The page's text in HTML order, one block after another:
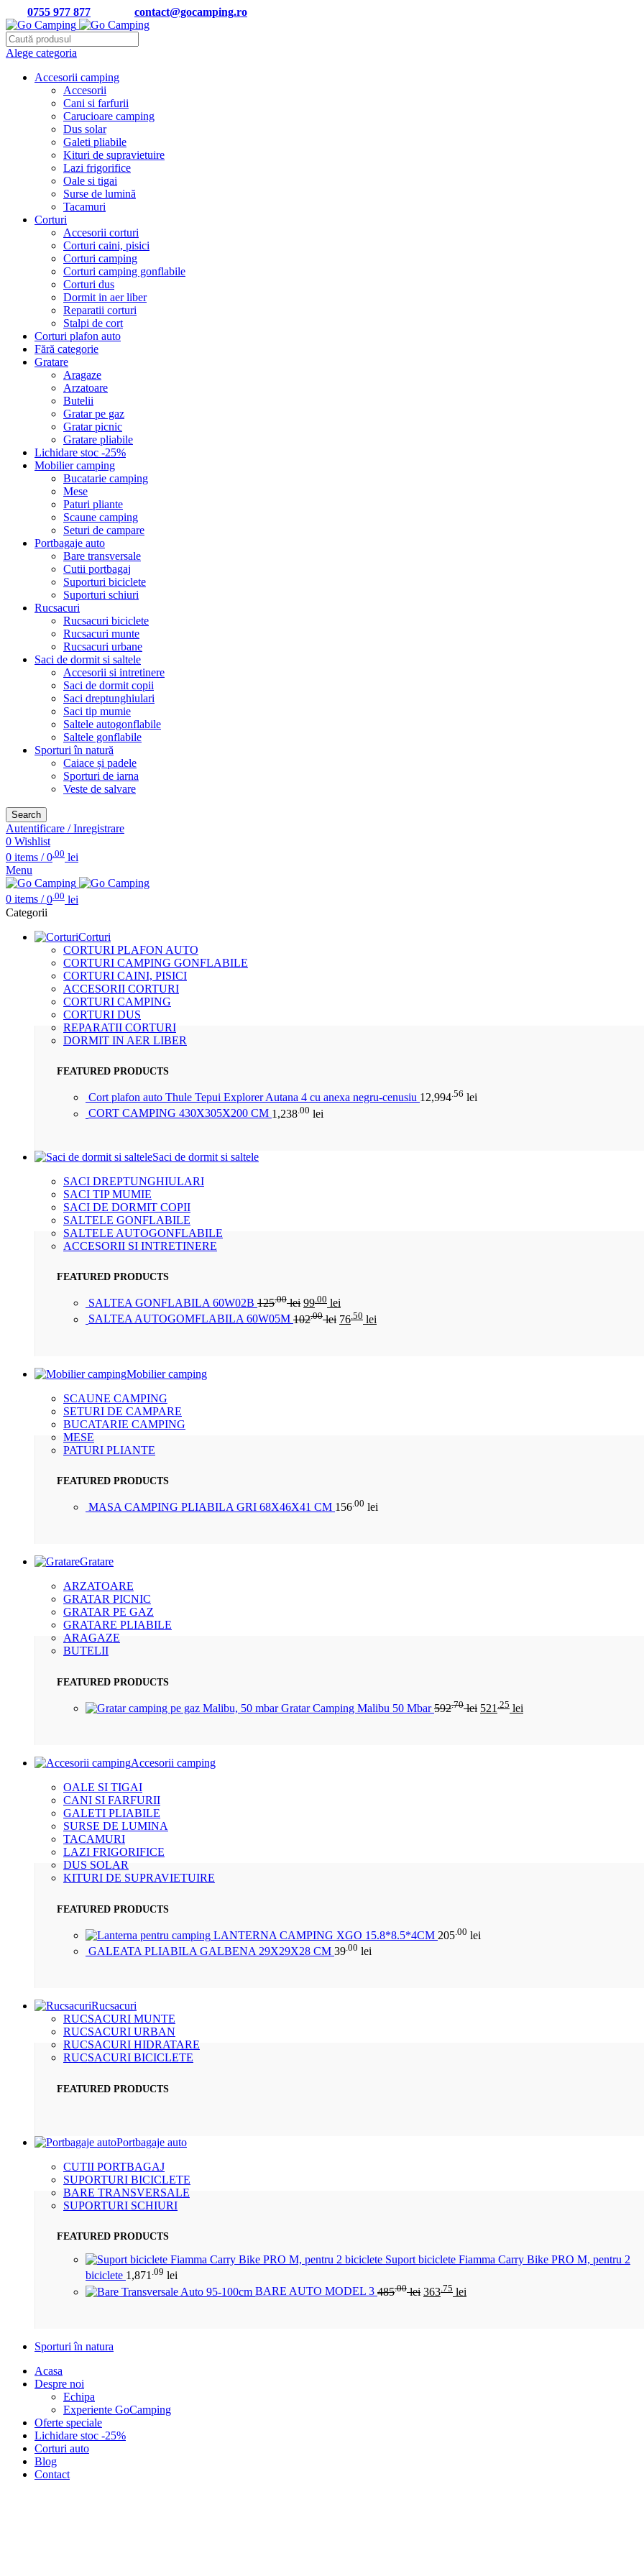
0755 977 877 contact@gocamping.ro
Alege categoria
Accesorii camping
Accesorii
Cani si farfurii
Carucioare camping
Dus solar
Galeti pliabile
Kituri de supravietuire
Lazi frigorifice
Oale si tigai
Surse de lumină
Tacamuri
Corturi
Accesorii corturi
Corturi caini, pisici
Corturi camping
Corturi camping gonflabile
Corturi dus
Dormit in aer liber
Reparatii corturi
Stalpi de cort
Corturi plafon auto
Fără categorie
Gratare
Aragaze
Arzatoare
Butelii
Gratar pe gaz
Gratar picnic
Gratare pliabile
Lichidare stoc -25%
Mobilier camping
Bucatarie camping
Mese
Paturi pliante
Scaune camping
Seturi de campare
Portbagaje auto
Bare transversale
Cutii portbagaj
Suporturi biciclete
Suporturi schiuri
Rucsacuri
Rucsacuri biciclete
Rucsacuri munte
Rucsacuri urbane
Saci de dormit si saltele
Accesorii si intretinere
Saci de dormit copii
Saci dreptunghiulari
Saci tip mumie
Saltele autogonflabile
Saltele gonflabile
Sporturi în natură
Caiace și padele
Sporturi de iarna
Veste de salvare
Search
Autentificare / Inregistrare
0 Wishlist
0 items / 0.00 lei
Menu
0 items / 0 .00 lei
Categorii
Corturi
CORTURI PLAFON AUTO
CORTURI CAMPING GONFLABILE
CORTURI CAINI, PISICI
ACCESORII CORTURI
CORTURI CAMPING
CORTURI DUS
REPARATII CORTURI
DORMIT IN AER LIBER
FEATURED PRODUCTS
Cort plafon auto Thule Tepui Explorer Autana 4 cu anexa negru-cenusiu 12,994.56 lei
CORT CAMPING 430X305X200 CM 1,238 .00 lei
Saci de dormit si saltele
SACI DREPTUNGHIULARI
SACI TIP MUMIE
SACI DE DORMIT COPII
SALTELE GONFLABILE
SALTELE AUTOGONFLABILE
ACCESORII SI INTRETINERE
FEATURED PRODUCTS
SALTEA GONFLABILA 60W02B 125.00 lei 99.00 lei
SALTEA AUTOGOMFLABILA 60W05M 102.00 lei 76 .50 lei
Mobilier camping
SCAUNE CAMPING
SETURI DE CAMPARE
BUCATARIE CAMPING
MESE
PATURI PLIANTE
FEATURED PRODUCTS
MASA CAMPING PLIABILA GRI 68X46X41 CM 156.00 lei
Gratare
ARZATOARE
GRATAR PICNIC
GRATAR PE GAZ
GRATARE PLIABILE
ARAGAZE
BUTELII
FEATURED PRODUCTS
Gratar Camping Malibu 50 Mbar592.70 lei 521 .25 lei
Accesorii camping
OALE SI TIGAI
CANI SI FARFURII
GALETI PLIABILE
SURSE DE LUMINA
TACAMURI
LAZI FRIGORIFICE
DUS SOLAR
KITURI DE SUPRAVIETUIRE
FEATURED PRODUCTS
LANTERNA CAMPING XGO 15.8*8.5*4CM 205 .00 lei
GALEATA PLIABILA GALBENA 29X29X28 CM 39 .00 lei
Rucsacuri
RUCSACURI MUNTE
RUCSACURI URBAN
RUCSACURI HIDRATARE
RUCSACURI BICICLETE
FEATURED PRODUCTS
Portbagaje auto
CUTII PORTBAGAJ
SUPORTURI BICICLETE
BARE TRANSVERSALE
SUPORTURI SCHIURI
FEATURED PRODUCTS
Suport biciclete Fiamma Carry Bike PRO M, pentru 2
biciclete 1,871 .09 lei
BARE AUTO MODEL 3 485.00 lei 363 .75 lei
Sporturi în natura
Acasa
Despre noi
Echipa
Experiente GoCamping
Oferte speciale
Lichidare stoc -25%
Corturi auto
Blog
Contact